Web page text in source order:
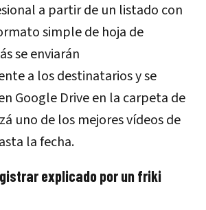
a partir de un listado con
simple de hoja de
se enviarán
a los destinatarios y se
Google Drive en la carpeta de
uno de los mejores vídeos de
la fecha.
explicado por un friki